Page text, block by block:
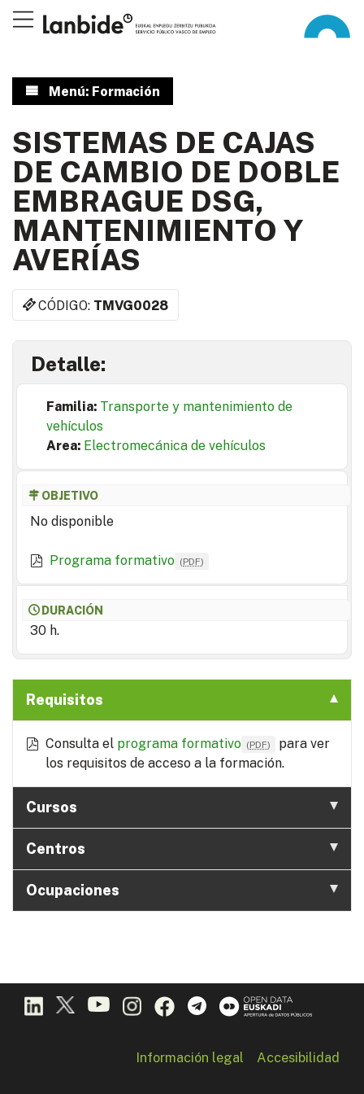
Menú: Formación
SISTEMAS DE CAJAS
DE CAMBIO DE DOBLE
EMBRAGUE DSG,
MANTENIMIENTO Y
AVERÍAS
CÓDIGO: TMVG0028
Detalle:
Familia: Transporte y mantenimiento de
vehículos
Area: Electromecánica de vehículos
OBJETIVO
No disponible
Programa formativo (PDF)
DURACIÓN
30 h.
Requisitos
Consulta el programa formativo (PDF)
para ver
los requisitos de acceso a la formación.
Cursos
Centros
Ocupaciones
Información legal Accesibilidad